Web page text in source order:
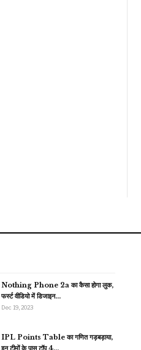
Nothing Phone 2a का कैसा होगा लुक,
फर्स्ट वीडियो में डिजाइन…
Dec 19, 2023
IPL Points Table का गणित गड़बड़ाया,